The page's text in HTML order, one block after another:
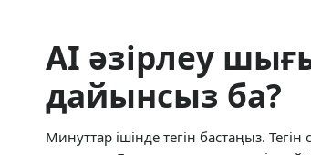
AI әзірлеу
дайынсыз ба?
Минуттар ішінде тегін бастаңыз. Тегін